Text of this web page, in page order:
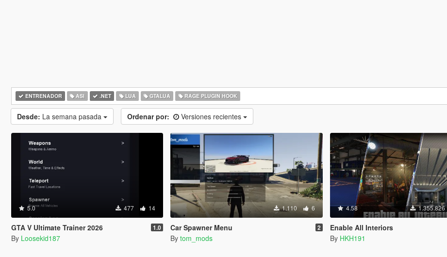
ENTRENADOR ASI .NET LUA GTALUA RAGE PLUGIN HOOK
Desde: La semana pasada Ordenar por: Versiones recientes
5.0 477 14
GTA V Ultimate Trainer 2026 1.0
By Loosekid187
1.110 6
Car Spawner Menu 2
By tom_mods
4.58 1.355.826
Enable All Interiors
By HKH191